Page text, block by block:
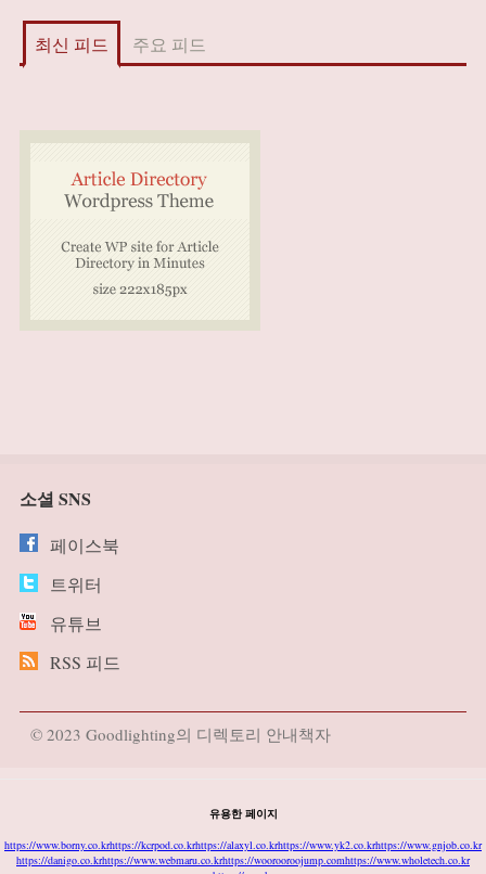
최신 피드 주요 피드
소셜 SNS
페이스북
트위터
유튜브
RSS 피드
© 2023 Goodlighting의 디렉토리 안내책자
유용한 페이지
https://www.borny.co.krhttps://kcrpod.co.krhttps://alaxyl.co.krhttps://www.yk2.co.krhttps://www.gnjob.co.kr
https://danigo.co.krhttps://www.webmaru.co.krhttps://woorooroojump.comhttps://www.wholetech.co.kr